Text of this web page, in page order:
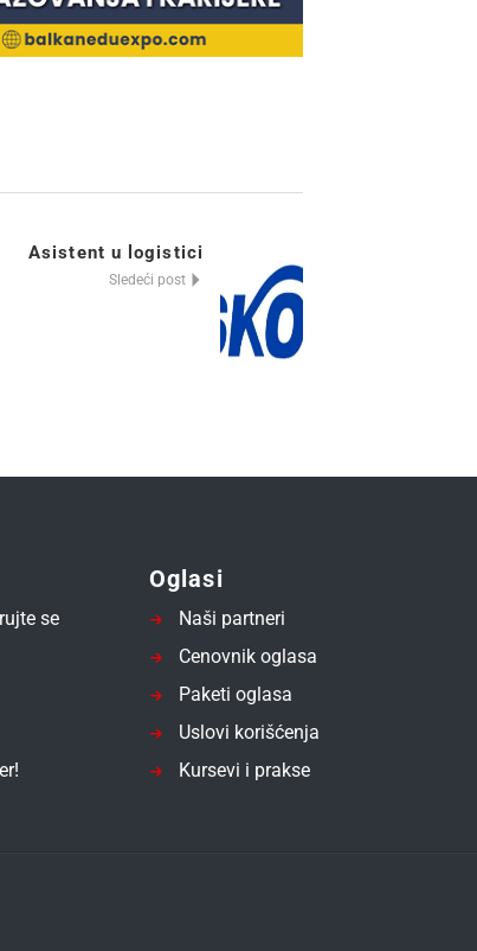
Asistent u logistici
Sledeći post
se
Oglasi
Naši partneri
Cenovnik oglasa
Paketi oglasa
Uslovi korišćenja
Kursevi i prakse